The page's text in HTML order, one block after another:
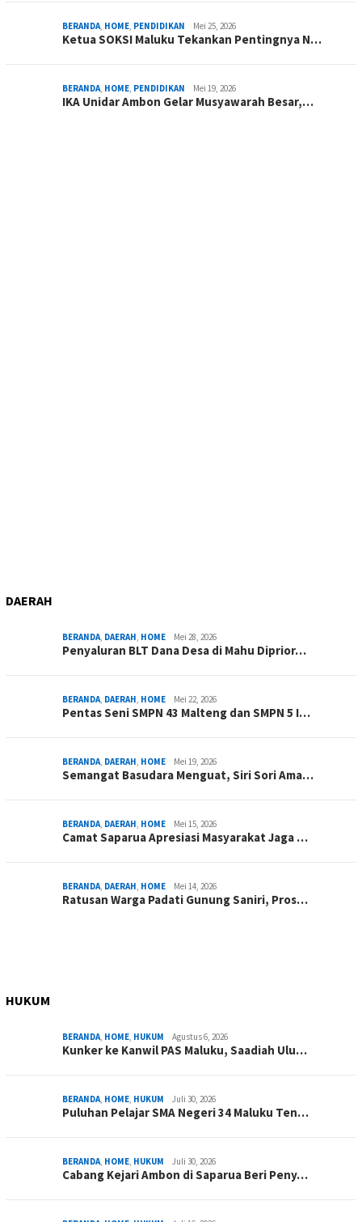
BERANDA, HOME, PENDIDIKAN Mei 25, 2026
Ketua SOKSI Maluku Tekankan Pentingnya N…
BERANDA, HOME, PENDIDIKAN Mei 19, 2026
IKA Unidar Ambon Gelar Musyawarah Besar,…
DAERAH
BERANDA, DAERAH, HOME Mei 28, 2026
Penyaluran BLT Dana Desa di Mahu Diprior…
BERANDA, DAERAH, HOME Mei 22, 2026
Pentas Seni SMPN 43 Malteng dan SMPN 5 I…
BERANDA, DAERAH, HOME Mei 19, 2026
Semangat Basudara Menguat, Siri Sori Ama…
BERANDA, DAERAH, HOME Mei 15, 2026
Camat Saparua Apresiasi Masyarakat Jaga …
BERANDA, DAERAH, HOME Mei 14, 2026
Ratusan Warga Padati Gunung Saniri, Pros…
HUKUM
BERANDA, HOME, HUKUM Agustus 6, 2026
Kunker ke Kanwil PAS Maluku, Saadiah Ulu…
BERANDA, HOME, HUKUM Juli 30, 2026
Puluhan Pelajar SMA Negeri 34 Maluku Ten…
BERANDA, HOME, HUKUM Juli 30, 2026
Cabang Kejari Ambon di Saparua Beri Peny…